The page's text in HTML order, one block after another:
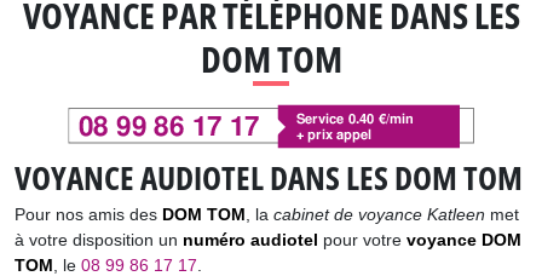
VOYANCE PAR TÉLÉPHONE DANS LES
DOM TOM
VOYANCE AUDIOTEL DANS LES DOM TOM
Pour nos amis des DOM TOM , la cabinet de voyance Katleen met
à votre disposition un numéro audiotel pour votre voyance DOM
TOM , le 08 99 86 17 17